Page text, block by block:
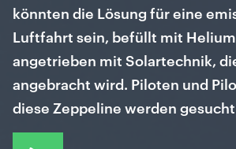
könnten die Lösung für eine
Luftfahrt sein, befüllt mit
angetrieben mit Solartechnik,
angebracht wird. Piloten und
diese Zeppeline werden